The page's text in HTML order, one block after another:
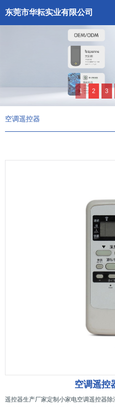
东莞市华耘实业有限公司
1 2 3
空调遥控器
空调遥控
遥控器生产厂家定制小家电空调遥控器